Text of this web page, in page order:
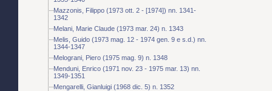
Mazzonis, Filippo (1973 ott. 2 - [1974]) nn. 1341-
1342
Melani, Marie Claude (1973 mar. 24) n. 1343
Melis, Guido (1973 mag. 12 - 1974 gen. 9 e s.d.) nn.
1344-1347
Melograni, Piero (1975 mag. 9) n. 1348
Menduni, Enrico (1971 nov. 23 - 1975 mar. 13) nn.
1349-1351
Mengarelli, Gianluigi (1968 dic. 5) n. 1352